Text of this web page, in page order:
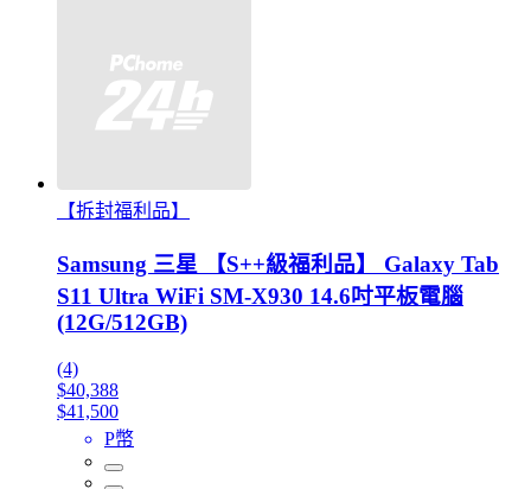
【拆封福利品】
Samsung 三星 【S++級福利品】 Galaxy Tab
S11 Ultra WiFi SM-X930 14.6吋平板電腦
(12G/512GB)
(4)
$40,388
$41,500
P幣